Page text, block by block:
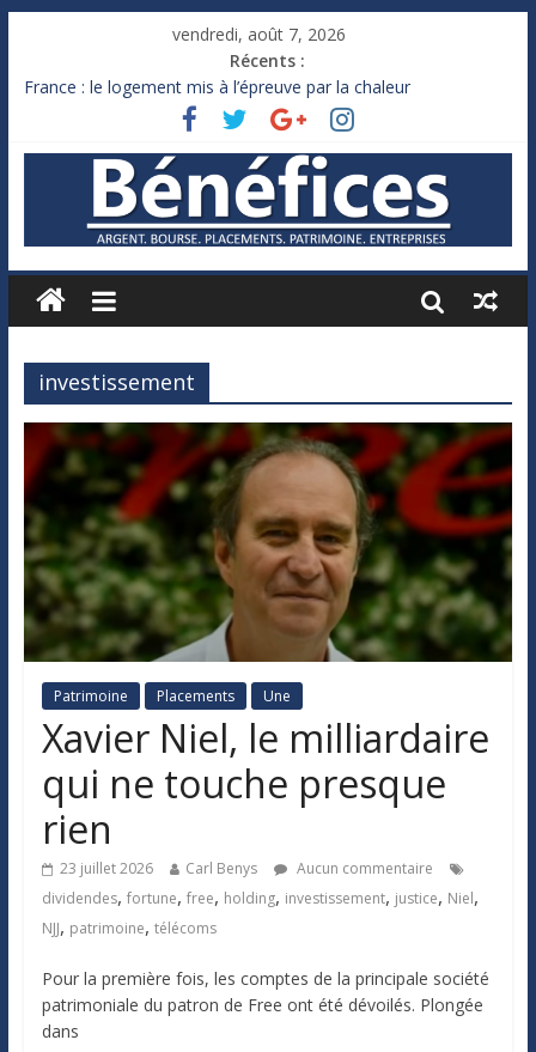
vendredi, août 7, 2026
Récents :
France : le logement mis à l’épreuve par la chaleur
Des milliards de dollars de droits de douane déjà remboursés
Royaume-Uni : Andy Burnham recule sur l’impôt
Xavier Niel, le milliardaire qui ne touche presque rien
Ruée des fortunes russes vers l’étranger
investissement
Patrimoine Placements Une
Xavier Niel, le milliardaire
qui ne touche presque
rien
23 juillet 2026 Carl Benys
Aucun commentaire
dividendes, fortune, free, holding, investissement, justice, Niel,
NJJ, patrimoine, télécoms
Pour la première fois, les comptes de la principale société
patrimoniale du patron de Free ont été dévoilés. Plongée
dans